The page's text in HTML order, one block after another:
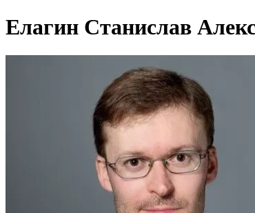
Елагин Станислав